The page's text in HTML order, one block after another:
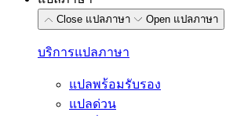
Close แปลภาษา Open แปลภาษา
บริการแปลภาษา
แปลพร้อมรับรอง
แปลด่วน